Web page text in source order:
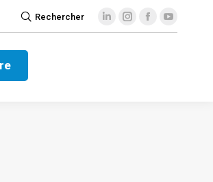
Rechercher